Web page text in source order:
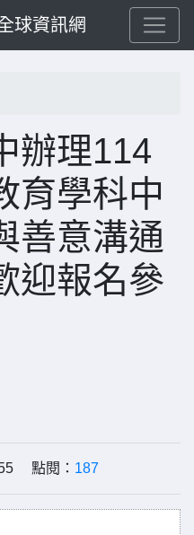
球資訊網
辦理114
育學科中
善意溝通
迎報名參
點閱： 187